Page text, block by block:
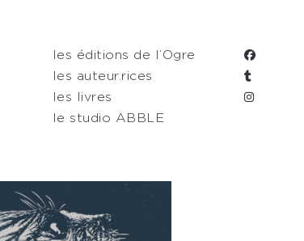
les éditions de l’Ogre
les auteur.rices
les livres
le studio ABBLE